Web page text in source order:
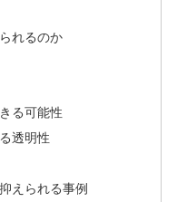
れるのか
る可能性
透明性
えられる事例